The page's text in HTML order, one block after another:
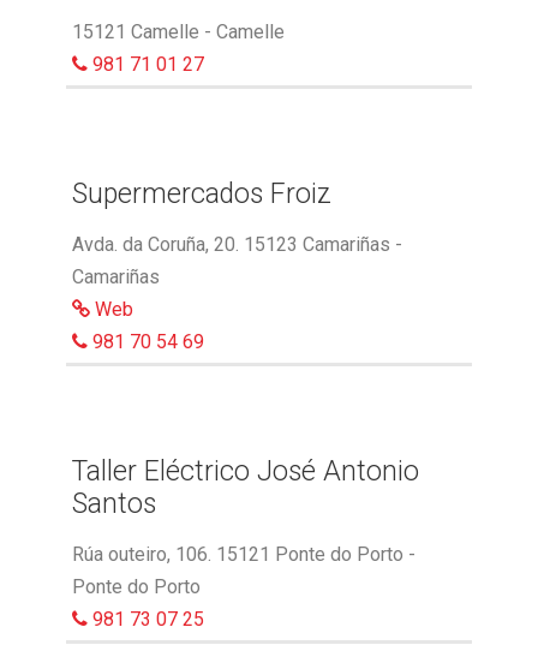
15121 Camelle - Camelle
981 71 01 27
Supermercados Froiz
Avda. da Coruña, 20. 15123 Camariñas -
Camariñas
Web
981 70 54 69
Taller Eléctrico José Antonio
Santos
Rúa outeiro, 106. 15121 Ponte do Porto -
Ponte do Porto
981 73 07 25